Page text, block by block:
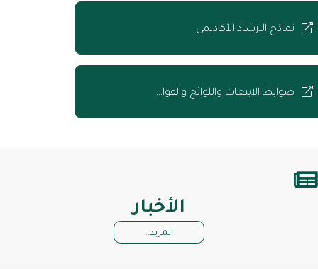
نماذج الارشاد الأكاديمي
ضوابط الابتعاث واللوائح والقوا…
الأخبار
المزيد..